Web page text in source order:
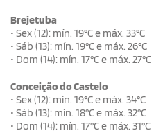
Brejetuba
• Sex (12): mín. 19°C e máx. 33°C
• Sáb (13): mín. 19°C e máx. 26°C
• Dom (14): mín. 17°C e máx. 27°C
Conceição do Castelo
• Sex (12): mín. 19°C e máx. 34°C
• Sáb (13): mín. 18°C e máx. 32°C
• Dom (14): mín. 17°C e máx. 31°C